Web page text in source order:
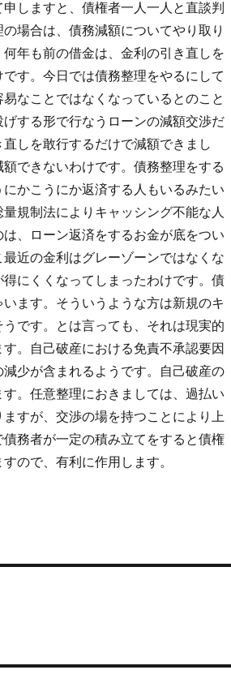
しますと、債権者一人一人と直談判
場合は、債務減額についてやり取り
年も前の借金は、金利の引き直しを
す。今日では債務整理をやるにして
なことではなくなっているとのこと
する形で行なうローンの減額交渉だ
しを敢行するだけで減額できまし
できないわけです。債務整理をする
かこうにか返済する人もいるみたい
規制法によりキャッシング不能な人
、ローン返済をするお金が底をつい
近の金利はグレーゾーンではなくな
にくくなってしまったわけです。債
ます。そういうような方は新規のキ
です。とは言っても、それは現実的
。自己破産における免責不承認要因
少が含まれるようです。自己破産の
。任意整理におきましては、過払い
すが、交渉の場を持つことにより上
務者が一定の積み立てをすると債権
ので、有利に作用します。